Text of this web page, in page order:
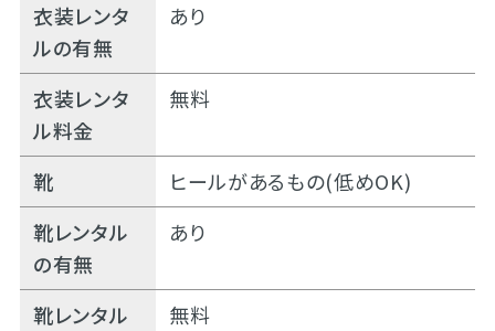
衣装レンタ
ルの有無
あり
衣装レンタ
ル料金
無料
靴
ヒールがあるもの(低めOK)
靴レンタル
の有無
あり
靴レンタル
無料